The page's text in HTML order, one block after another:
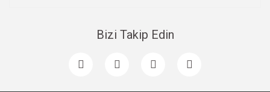
Bizi Takip Edin